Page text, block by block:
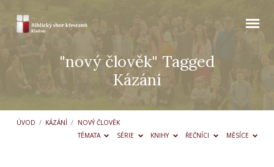
"nový člověk" Tagged
Kázání
ÚVOD / KÁZÁNÍ / NOVÝ ČLOVĚK
TÉMATA
SÉRIE KNIHY ŘEČNÍCI MĚSÍCE